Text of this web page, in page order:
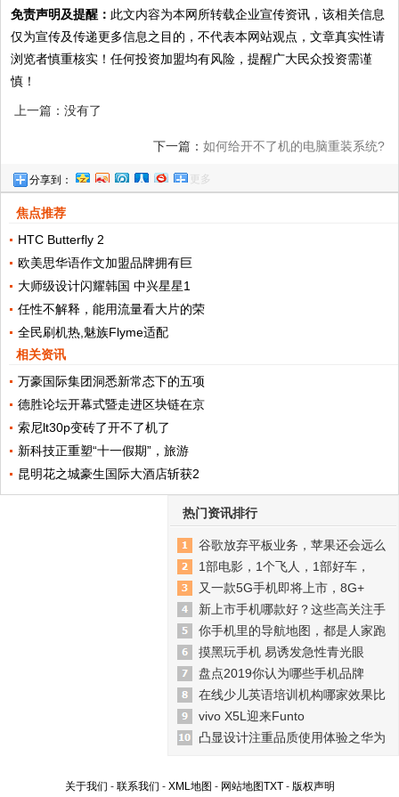
免责声明及提醒： 此文内容为本网所转载企业宣传资讯，该相关信息
仅为宣传及传递更多信息之目的，不代表本网站观点，文章真实性请
浏览者慎重核实！任何投资加盟均有风险，提醒广大民众投资需谨
慎！
上一篇：没有了
下一篇： 如何给开不了机的电脑重装系统?
分享到： 更多
焦点推荐
HTC Butterfly 2
欧美思华语作文加盟品牌拥有巨
大师级设计闪耀韩国 中兴星星1
任性不解释，能用流量看大片的荣
全民刷机热,魅族Flyme适配
相关资讯
万豪国际集团洞悉新常态下的五项
德胜论坛开幕式暨走进区块链在京
索尼lt30p变砖了开不了机了
新科技正重塑“十一假期”，旅游
昆明花之城豪生国际大酒店斩获2
热门资讯排行
谷歌放弃平板业务，苹果还会远么
1部电影，1个飞人，1部好车，
又一款5G手机即将上市，8G+
新上市手机哪款好？这些高关注手
你手机里的导航地图，都是人家跑
摸黑玩手机 易诱发急性青光眼
盘点2019你认为哪些手机品牌
在线少儿英语培训机构哪家效果比
vivo X5L迎来Funto
凸显设计注重品质使用体验之华为
关于我们 - 联系我们 - XML地图 - 网站地图TXT- 版权声明